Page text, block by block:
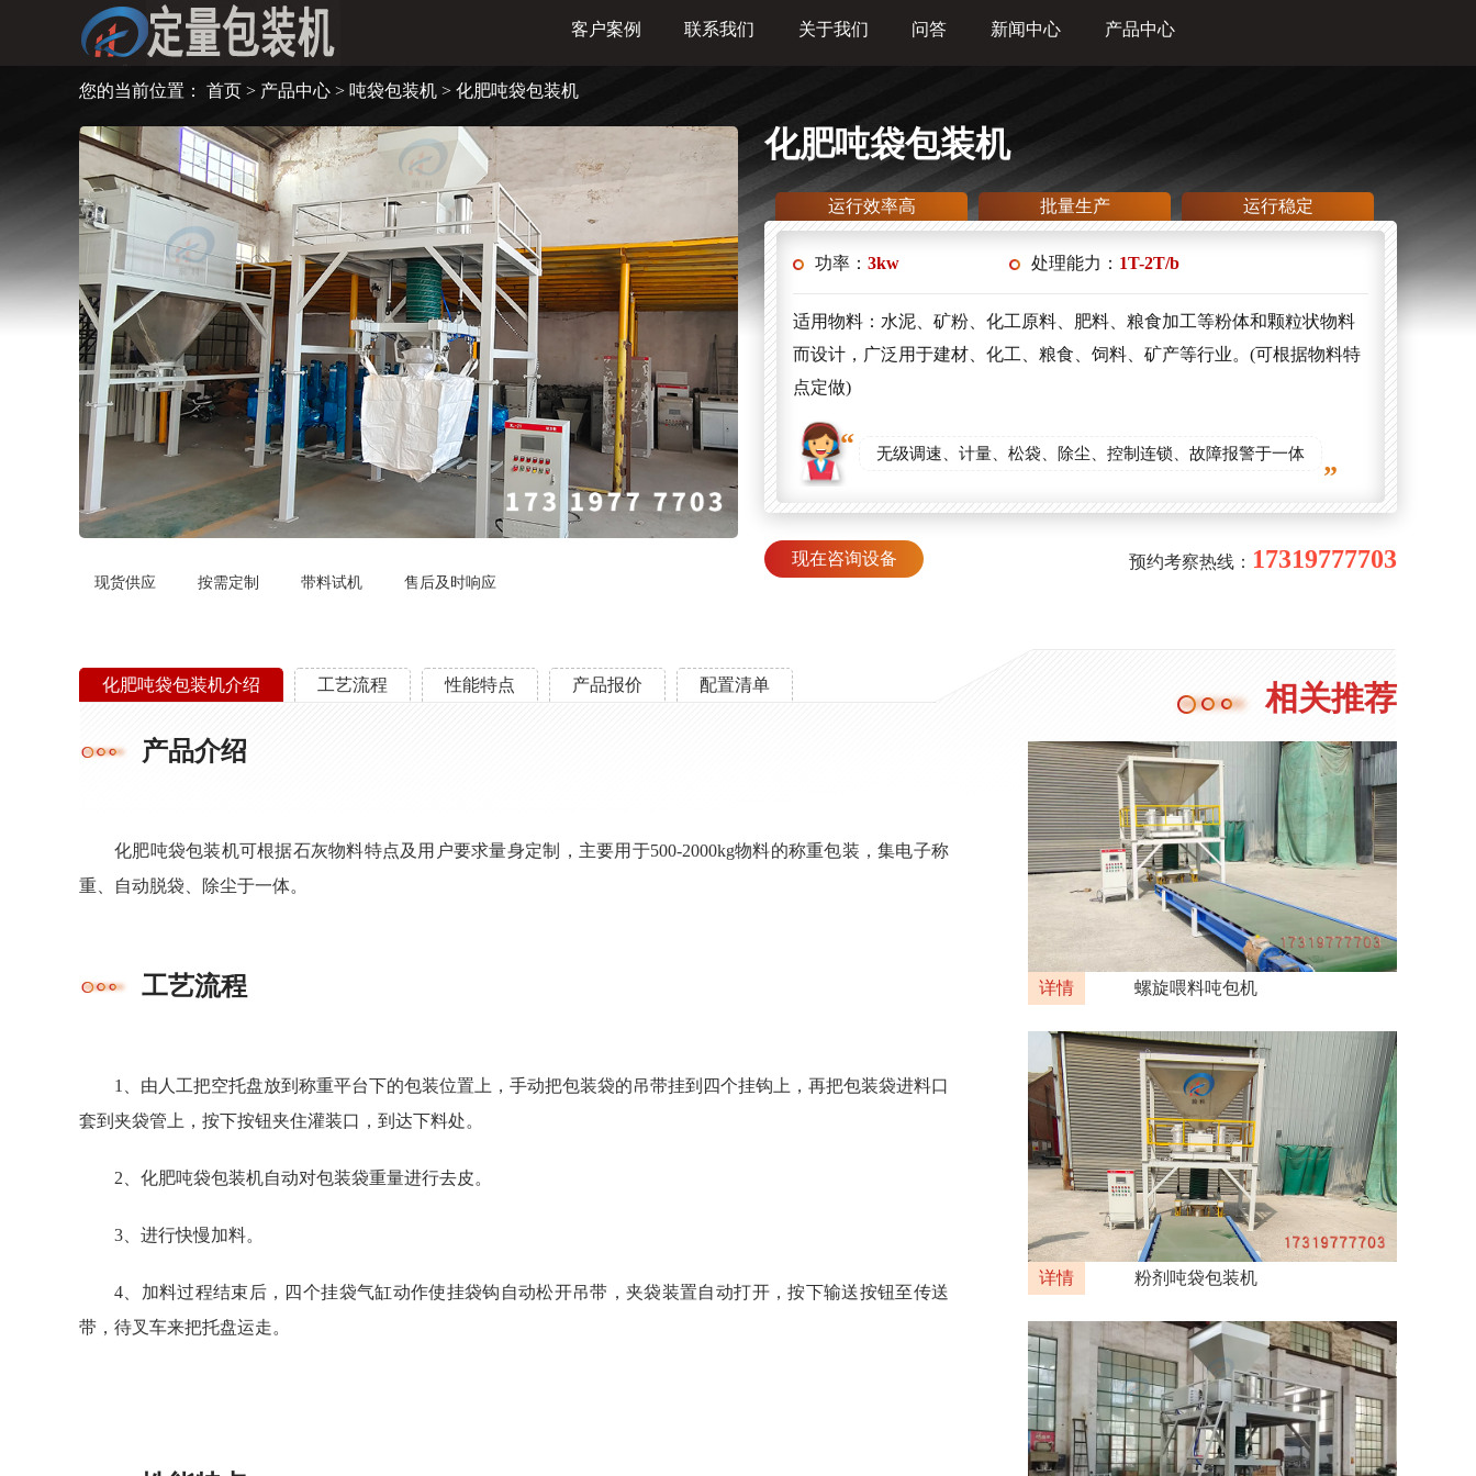
客户案例 联系我们 关于我们 问答 新闻中心 产品中心
您的当前位置： 首页 > 产品中心 > 吨袋包装机 > 化肥吨袋包装机
现货供应 按需定制 带料试机 售后及时响应
化肥吨袋包装机
运行效率高 批量生产 运行稳定
功率： 3kw 处理能力： 1T-2T/b
适用物料：水泥、矿粉、化工原料、肥料、粮食加工等粉体和颗粒状物料
而设计，广泛用于建材、化工、粮食、饲料、矿产等行业。(可根据物料特
点定做)
无级调速、计量、松袋、除尘、控制连锁、故障报警于一体
现在咨询设备 预约考察热线： 17319777703
化肥吨袋包装机介绍 工艺流程 性能特点 产品报价 配置清单
产品介绍
化肥吨袋包装机可根据石灰物料特点及用户要求量身定制，主要用于500-2000kg物料的称重包装，集电子称
重、自动脱袋、除尘于一体。
工艺流程
1、由人工把空托盘放到称重平台下的包装位置上，手动把包装袋的吊带挂到四个挂钩上，再把包装袋进料口
套到夹袋管上，按下按钮夹住灌装口，到达下料处。
2、化肥吨袋包装机自动对包装袋重量进行去皮。
3、进行快慢加料。
4、加料过程结束后，四个挂袋气缸动作使挂袋钩自动松开吊带，夹袋装置自动打开，按下输送按钮至传送
带，待叉车来把托盘运走。
相关推荐
详情 螺旋喂料吨包机
详情 粉剂吨袋包装机